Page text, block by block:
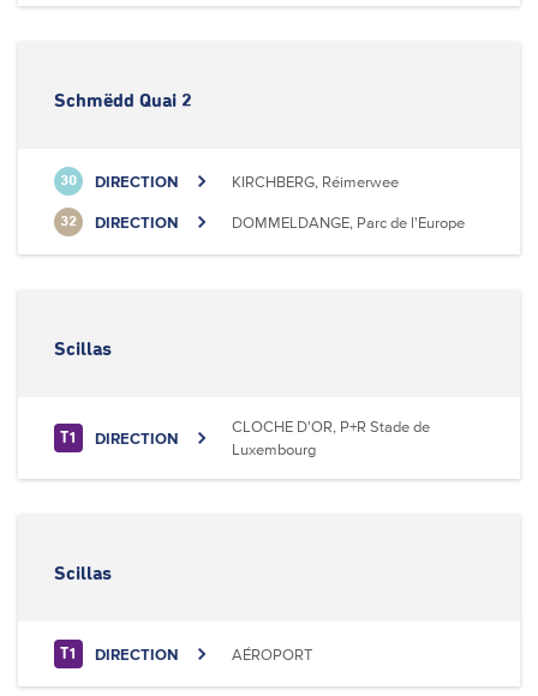
Schmëdd Quai 2
30 DIRECTION KIRCHBERG, Réimerwee
32 DIRECTION DOMMELDANGE, Parc de l'Europe
Scillas
T1 DIRECTION
CLOCHE D'OR, P+R Stade de
Luxembourg
Scillas
T1 DIRECTION AÉROPORT